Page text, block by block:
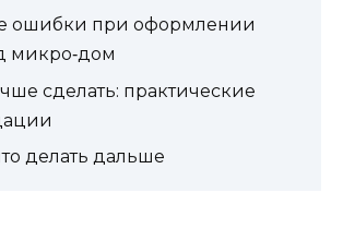
ошибки при оформлении
микро‑дом
сделать: практические
делать дальше